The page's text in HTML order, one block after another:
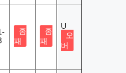
홈
패
홈
패
U
오
버